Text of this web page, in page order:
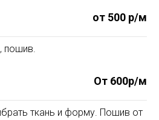
от 500 р/м
пошив.
От 600р/м
ткань и форму. Пошив от